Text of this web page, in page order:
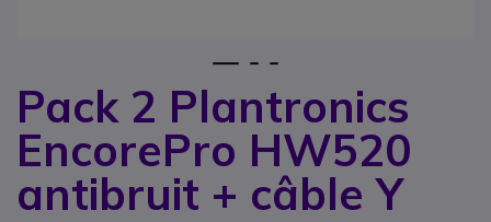
Pack 2 Plantronics
EncorePro HW520
antibruit + câble Y
Passer au début de la Galerie d’images